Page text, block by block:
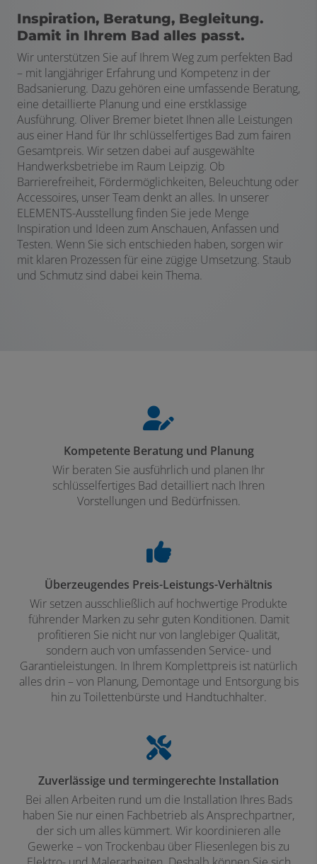
Inspiration, Beratung, Begleitung.
Damit in Ihrem Bad alles passt.
Wir unterstützen Sie auf Ihrem Weg zum perfekten Bad
– mit langjähriger Erfahrung und Kompetenz in der
Badsanierung. Dazu gehören eine umfassende Beratung,
eine detaillierte Planung und eine erstklassige
Ausführung. Oliver Bremer bietet Ihnen alle Leistungen
aus einer Hand für Ihr schlüsselfertiges Bad zum fairen
Gesamtpreis. Wir setzen dabei auf ausgewählte
Handwerksbetriebe im Raum Leipzig. Ob
Barrierefreiheit, Fördermöglichkeiten, Beleuchtung oder
Accessoires, unser Team denkt an alles. In unserer
ELEMENTS-Ausstellung finden Sie jede Menge
Inspiration und Ideen zum Anschauen, Anfassen und
Testen. Wenn Sie sich entschieden haben, sorgen wir
mit klaren Prozessen für eine zügige Umsetzung. Staub
und Schmutz sind dabei kein Thema.
Kompetente Beratung und Planung
Wir beraten Sie ausführlich und planen Ihr
schlüsselfertiges Bad detailliert nach Ihren
Vorstellungen und Bedürfnissen.
Überzeugendes Preis-Leistungs-Verhältnis
Wir setzen ausschließlich auf hochwertige Produkte
führender Marken zu sehr guten Konditionen. Damit
profitieren Sie nicht nur von langlebiger Qualität,
sondern auch von umfassenden Service- und
Garantieleistungen. In Ihrem Komplettpreis ist natürlich
alles drin – von Planung, Demontage und Entsorgung bis
hin zu Toilettenbürste und Handtuchhalter.
Zuverlässige und termingerechte Installation
Bei allen Arbeiten rund um die Installation Ihres Bads
haben Sie nur einen Fachbetrieb als Ansprechpartner,
der sich um alles kümmert. Wir koordinieren alle
Gewerke – von Trockenbau über Fliesenlegen bis zu